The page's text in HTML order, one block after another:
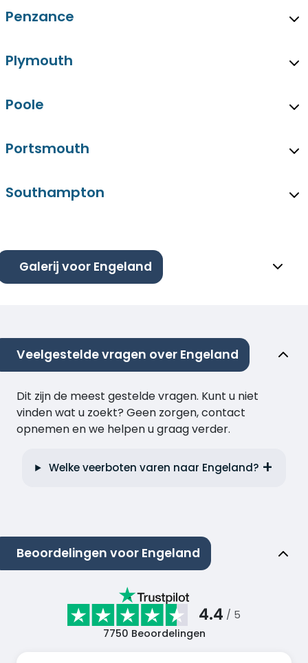
Penzance
Plymouth
Poole
Portsmouth
Southampton
Galerij voor Engeland
Veelgestelde vragen over Engeland
Dit zijn de meest gestelde vragen. Kunt u niet
vinden wat u zoekt? Geen zorgen, contact
opnemen en we helpen u graag verder.
Welke veerboten varen naar Engeland?
Beoordelingen voor Engeland
4.4 / 5
7750 Beoordelingen